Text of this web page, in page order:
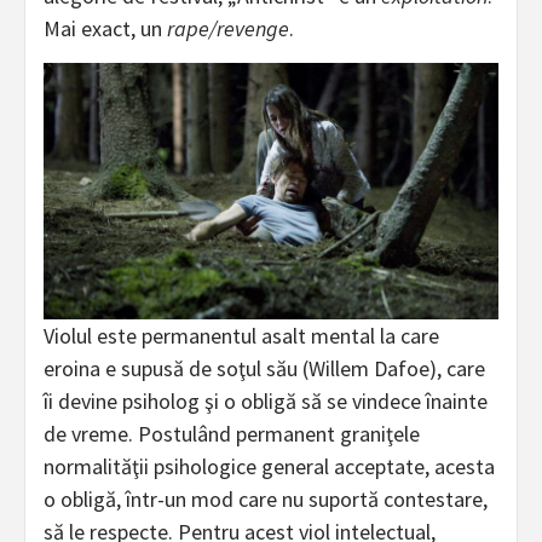
Mai exact, un rape/revenge.
Violul este permanentul asalt mental la care
eroina e supusă de soţul său (Willem Dafoe), care
îi devine psiholog şi o obligă să se vindece înainte
de vreme. Postulând permanent graniţele
normalităţii psihologice general acceptate, acesta
o obligă, într-un mod care nu suportă contestare,
să le respecte. Pentru acest viol intelectual,